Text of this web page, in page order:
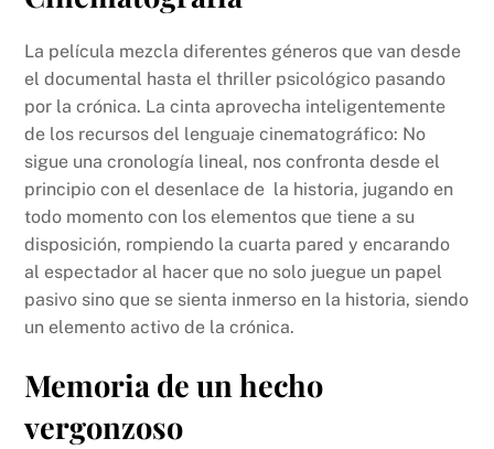
La película mezcla diferentes géneros que van desde
el documental hasta el thriller psicológico pasando
por la crónica. La cinta aprovecha inteligentemente
de los recursos del lenguaje cinematográfico: No
sigue una cronología lineal, nos confronta desde el
principio con el desenlace de la historia, jugando en
todo momento con los elementos que tiene a su
disposición, rompiendo la cuarta pared y encarando
al espectador al hacer que no solo juegue un papel
pasivo sino que se sienta inmerso en la historia, siendo
un elemento activo de la crónica.
Memoria de un hecho
vergonzoso